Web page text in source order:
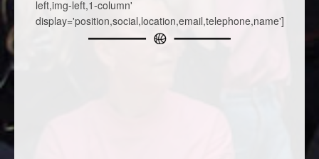
left,img-left,1-column'
display='position,social,location,email,telephone,name']